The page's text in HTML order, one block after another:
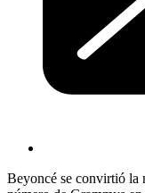
Beyoncé se convirtió la